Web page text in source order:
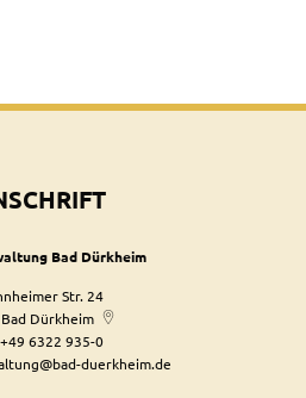
Bad Dürkheim
Str. 24
Bad Dürkheim
+49 6322 935-0
duerkheim.de